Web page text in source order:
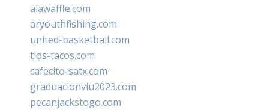
alawaffle.com
aryouthfishing.com
united-basketball.com
tios-tacos.com
cafecito-satx.com
graduacionviu2023.com
pecanjackstogo.com